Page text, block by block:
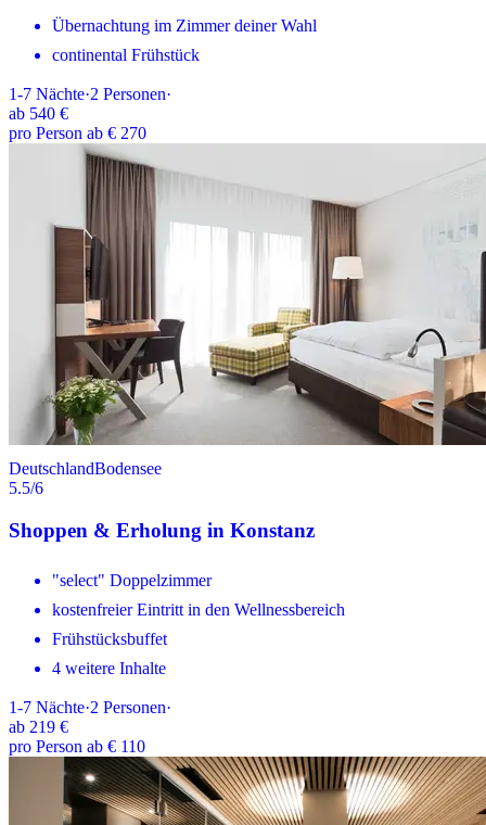
Übernachtung im Zimmer deiner Wahl
continental Frühstück
1-7 Nächte·2 Personen·
ab 540 €
pro Person ab € 270
DeutschlandBodensee
5.5/6
Shoppen & Erholung in Konstanz
"select" Doppelzimmer
kostenfreier Eintritt in den Wellnessbereich
Frühstücksbuffet
4 weitere Inhalte
1-7 Nächte·2 Personen·
ab 219 €
pro Person ab € 110